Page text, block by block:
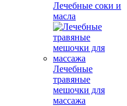
Лечебные соки и
масла
Лечебные
травяные
мешочки для
массажа